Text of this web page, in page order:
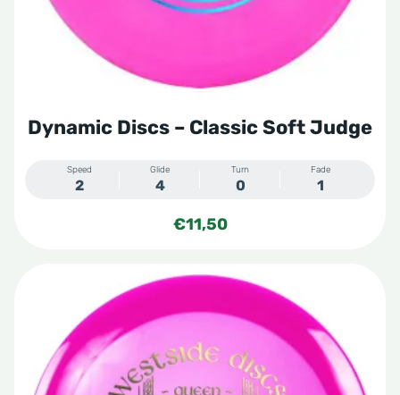
Dynamic Discs – Classic Soft Judge
Speed
2
Glide
4
Turn
0
Fade
1
€11,50
worden
heeft
meerdere